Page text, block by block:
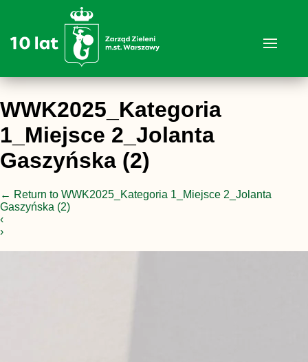
WWK2025_Kategoria
1_Miejsce 2_Jolanta
Gaszyńska (2)
← Return to WWK2025_Kategoria 1_Miejsce 2_Jolanta
Gaszyńska (2)
‹
›